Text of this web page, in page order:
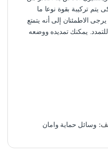
يتم تركيبة بقوة نوعا ما
يرجى الاطمئنان إلى أنه يتمتع
للتمدد. يمكنك تمديده ووضعه
وسائل حماية وامان